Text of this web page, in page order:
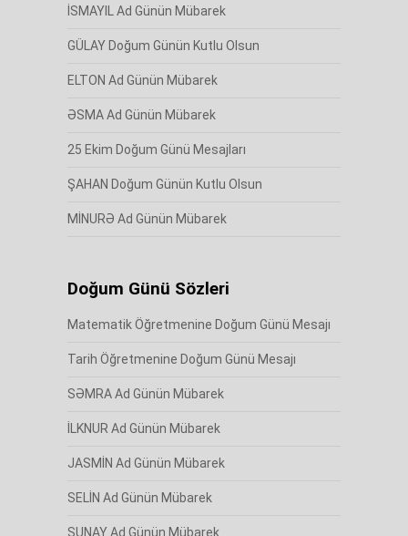
İSMAYIL Ad Günün Mübarek
GÜLAY Doğum Günün Kutlu Olsun
ELTON Ad Günün Mübarek
ƏSMA Ad Günün Mübarek
25 Ekim Doğum Günü Mesajları
ŞAHAN Doğum Günün Kutlu Olsun
MİNURƏ Ad Günün Mübarek
Doğum Günü Sözleri
Matematik Öğretmenine Doğum Günü Mesajı
Tarih Öğretmenine Doğum Günü Mesajı
SƏMRA Ad Günün Mübarek
İLKNUR Ad Günün Mübarek
JASMİN Ad Günün Mübarek
SELİN Ad Günün Mübarek
SUNAY Ad Günün Mübarek